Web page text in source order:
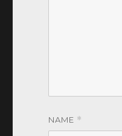
NAME *